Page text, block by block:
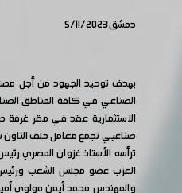
دمشق 5/11/2023
بهدف توحيد الجهود من أجل
الصناعي في كافة المناطق
الاستثمارية عقد في مقر
صناعيي تجمع معامل خلف التاون
ترأسه الأستاذ غزوان المصري
العزب عضو مجلس الشعب ورئيس
والمهندس محمد أيمن مولوي